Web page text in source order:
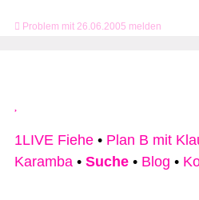
Problem mit 26.06.2005 melden
1LIVE Fiehe • Plan B mit
Karamba • Suche • Blog •